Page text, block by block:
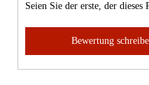
Seien Sie der erste, der
Bewertung